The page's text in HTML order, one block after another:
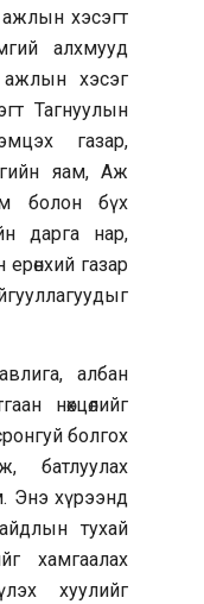
ажлын хэсэгт
алхмууд
ажлын хэсэг
Тагнуулын
газар,
яам, Аж
болон бүх
дарга нар,
газар
албан
нөхцөлийг
болгох
батлуулах
Энэ хүрээнд
тухай
хамгаалах
хуулийг